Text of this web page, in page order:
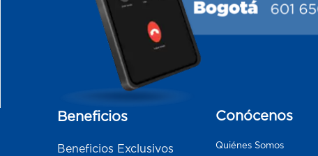
Beneficios
Beneficios Exclusivos
Conócenos
Quiénes Somos